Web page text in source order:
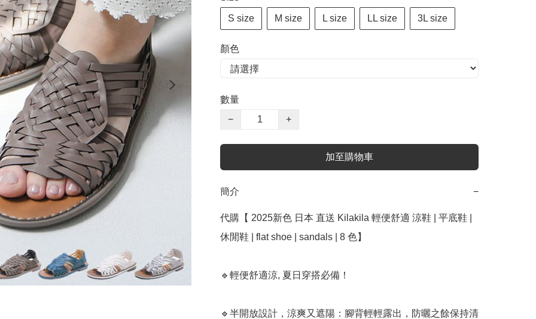
S size M size L size LL size 3L size
顏色
數量
−
+
加至購物車
簡介 −
代購【 2025新色 日本 直送 Kilakila 輕便舒適 涼鞋 | 平底鞋 |
休閒鞋 | flat shoe | sandals | 8 色】﻿
🔹輕便舒適涼, 夏日穿搭必備！
🔹半開放設計，涼爽又遮陽：腳背輕輕露出，防曬之餘保持清